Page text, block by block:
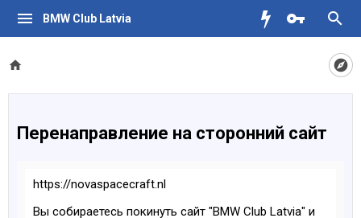
BMW Club Latvia
Перенаправление на сторонний сайт
https://novaspacecraft.nl
Вы собираетесь покинуть сайт "BMW Club Latvia" и